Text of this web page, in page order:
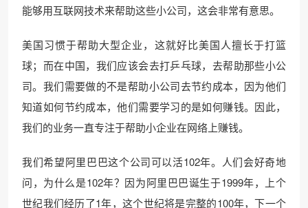
能够用互联网技术来帮助这些小公司，这会非常有意思。
美国习惯于帮助大型企业，这就好比美国人擅长于打篮
球；而在中国，我们应该会去打乒乓球，去帮助那些小公
司。我们需要做的不是帮助小公司去节约成本，因为他们
知道如何节约成本，他们需要学习的是如何赚钱。因此，
我们的业务一直专注于帮助小企业在网络上赚钱。
我们希望阿里巴巴这个公司可以活102年。人们会好奇地
问，为什么是102年？因为阿里巴巴诞生于1999年，上个
世纪我们经历了1年，这个世纪将是完整的100年，下一个